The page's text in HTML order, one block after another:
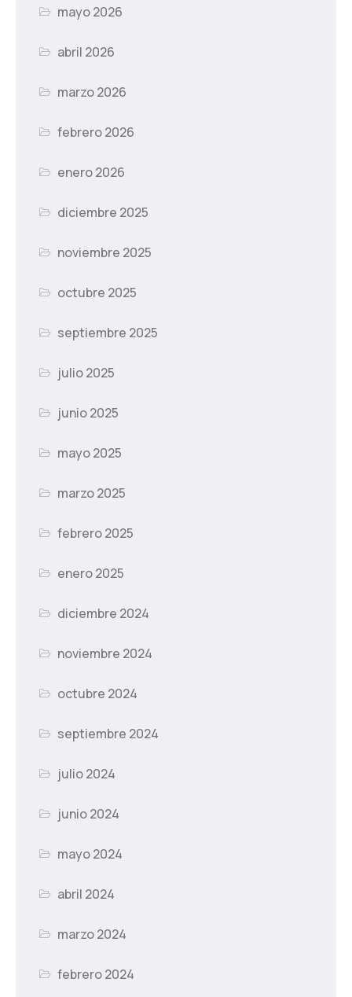
mayo 2026
abril 2026
marzo 2026
febrero 2026
enero 2026
diciembre 2025
noviembre 2025
octubre 2025
septiembre 2025
julio 2025
junio 2025
mayo 2025
marzo 2025
febrero 2025
enero 2025
diciembre 2024
noviembre 2024
octubre 2024
septiembre 2024
julio 2024
junio 2024
mayo 2024
abril 2024
marzo 2024
febrero 2024